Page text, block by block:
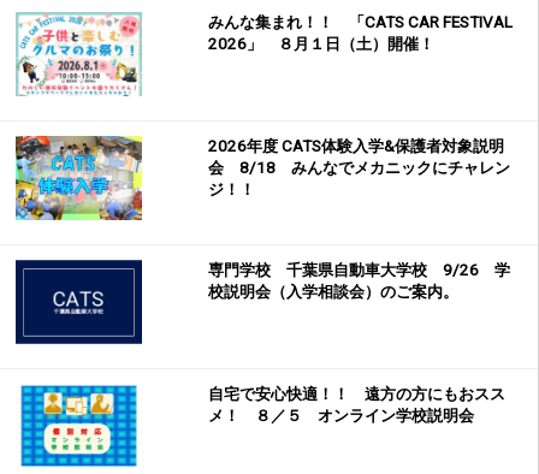
みんな集まれ！！ 「CATS CAR FESTIVAL
2026」 ８月１日（土）開催！
2026年度 CATS体験入学&保護者対象説明
会 8/18 みんなでメカニックにチャレン
ジ！！
専門学校 千葉県自動車大学校 9/26 学
校説明会（入学相談会）のご案内。
自宅で安心快適！！ 遠方の方にもおスス
メ！ ８／５ オンライン学校説明会